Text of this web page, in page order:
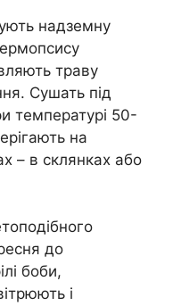
надземну
траву
Сушать під
температурі 50-
на
– в склянках або
до
боби,
і